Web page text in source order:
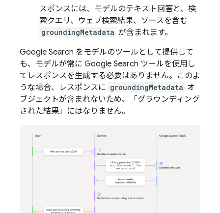
スポンスには、モデルのテキスト回答と、検
索クエリ、ウェブ検索結果、ソースを含む
groundingMetadata が含まれます。
Google Search をモデルのツールとして提供して
も、モデルが常に Google Search ツールを使用し
てレスポンスを生成する必要はありません。このよ
うな場合、レスポンスに groundingMetadata オ
ブジェクトが含まれないため、「グラウンディング
された結果」にはなりません。